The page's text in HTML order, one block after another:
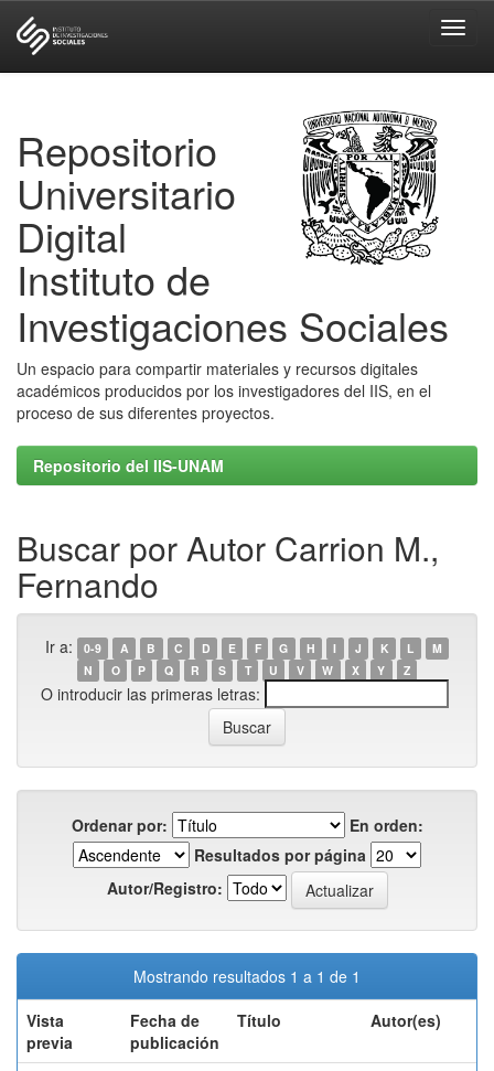
Repositorio
Universitario
Digital
Instituto de
Investigaciones Sociales
Un espacio para compartir materiales y recursos digitales
académicos producidos por los investigadores del IIS, en el
proceso de sus diferentes proyectos.
Repositorio del IIS-UNAM
Buscar por Autor Carrion M.,
Fernando
Ir a: 0-9 A B C D E F G H I J K L
M
N
O P Q R S T U V W X Y Z
O introducir las primeras letras:
Ordenar por:
En orden:
Resultados por página
Autor/Registro:
Mostrando resultados 1 a 1 de 1
Vista
previa
Fecha de
publicación
Título Autor(es)